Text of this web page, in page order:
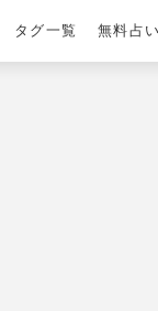
タグ一覧 無料占い